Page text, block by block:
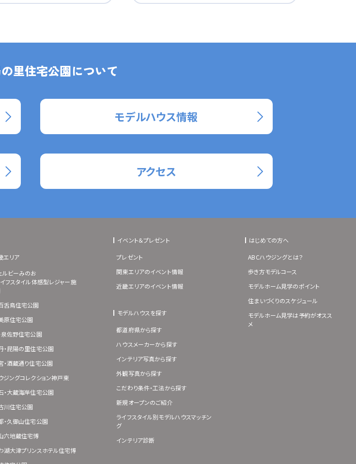
里住宅公園について
モデルハウス情報
アクセス
エリア
ルビーみのお
イフスタイル体感型レジャー施
舌鳥住宅公園
原住宅公園
泉佐野住宅公園
・昆陽の里住宅公園
・酒蔵通り住宅公園
ジングコレクション神戸東
・大蔵海岸住宅公園
川住宅公園
・久御山住宅公園
六地蔵住宅博
湖大津プリンスホテル住宅博
イベント＆プレゼント
プレゼント
関東エリアのイベント情報
近畿エリアのイベント情報
モデルハウスを探す
都道府県から探す
ハウスメーカーから探す
インテリア写真から探す
外観写真から探す
こだわり条件・工法から探す
新規オープンのご紹介
ライフスタイル別モデルハウスマッチン
グ
インテリア診断
はじめての方へ
ABCハウジングとは？
歩き方モデルコース
モデルホーム見学のポイント
住まいづくりのスケジュール
モデルホーム見学は予約がオスス
メ